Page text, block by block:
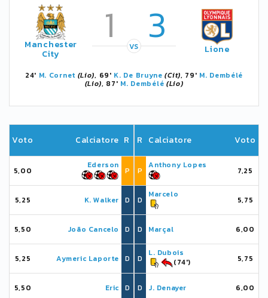
Manchester
City
1 3
VS Lione
24' M. Cornet (Lio), 69' K. De Bruyne (Cit), 79' M. Dembélé
(Lio), 87' M. Dembélé (Lio)
Voto Calciatore R
5,00
Ederson
P
5,25 K. Walker D
5,50 João Cancelo D
5,25 Aymeric Laporte D
5,50 Eric D
R Calciatore Voto
P
Anthony Lopes
7,25
D
Marcelo
5,75
D Marçal 6,00
D
L. Dubois
(74')
5,75
D J. Denayer 6,00